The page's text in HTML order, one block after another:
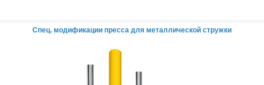
Спец. модификации пресса для металлической стружки